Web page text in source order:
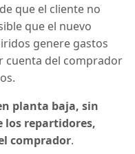
que el cliente no
que el nuevo
genere gastos
cuenta del comprador
planta baja, sin
los repartidores,
comprador.